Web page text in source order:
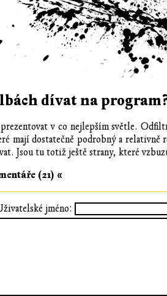
dívat na
v co nejlepším světle.
mají dostatečně podrobný a
Jsou tu totiž ještě strany, které
(21) «
jméno: